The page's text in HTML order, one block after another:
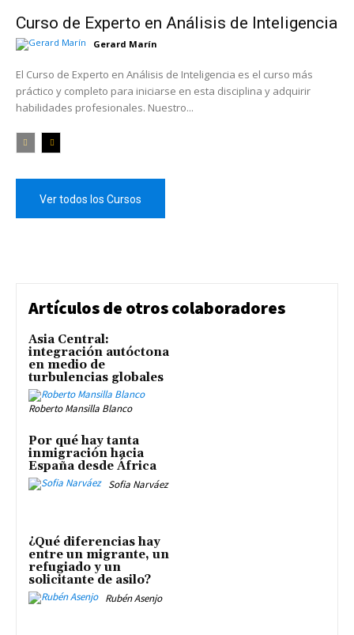
Curso de Experto en Análisis de Inteligencia
Gerard Marín
El Curso de Experto en Análisis de Inteligencia es el curso más
práctico y completo para iniciarse en esta disciplina y adquirir
habilidades profesionales. Nuestro...
Ver todos los Cursos
Artículos de otros colaboradores
Asia Central:
integración autóctona
en medio de
turbulencias globales
Roberto Mansilla Blanco
Por qué hay tanta
inmigración hacia
España desde África
Sofia Narváez
¿Qué diferencias hay
entre un migrante, un
refugiado y un
solicitante de asilo?
Rubén Asenjo